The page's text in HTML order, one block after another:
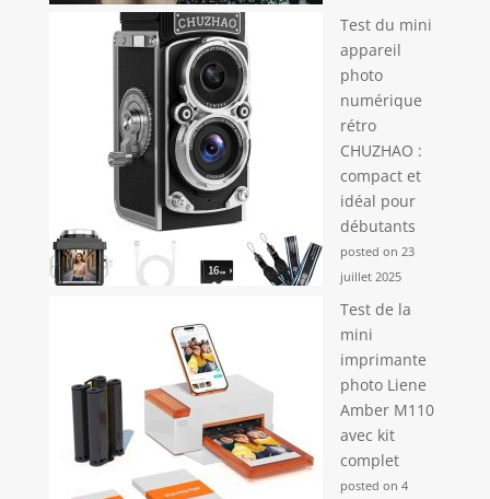
Test du mini
appareil
photo
numérique
rétro
CHUZHAO :
compact et
idéal pour
débutants
posted on 23
juillet 2025
Test de la
mini
imprimante
photo Liene
Amber M110
avec kit
complet
posted on 4